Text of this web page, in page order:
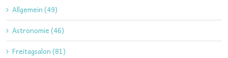
Allgemein (49)
Astronomie (46)
Freitagsalon (81)